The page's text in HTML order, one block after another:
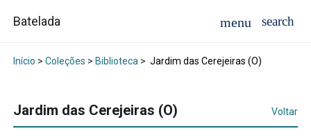
Batelada
Início > Coleções > Biblioteca> Jardim das Cerejeiras (O)
Jardim das Cerejeiras (O) Voltar